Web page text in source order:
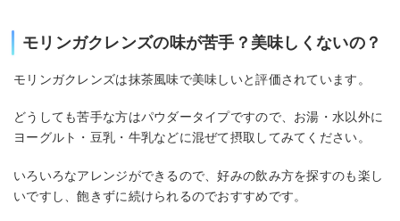
モリンガクレンズの味が苦手？美味しくないの？
モリンガクレンズは抹茶風味で美味しいと評価されています。
どうしても苦手な方はパウダータイプですので、お湯・水以外に
ヨーグルト・豆乳・牛乳などに混ぜて摂取してみてください。
いろいろなアレンジができるので、好みの飲み方を探すのも楽し
いですし、飽きずに続けられるのでおすすめです。